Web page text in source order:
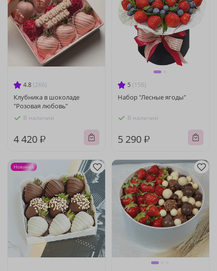
4.8 (266)
Клубника в шоколаде
"Розовая любовь"
В наличии
4 420 ₽
5 (156)
Набор "Лесные ягоды"
В наличии
5 290 ₽
Новинка